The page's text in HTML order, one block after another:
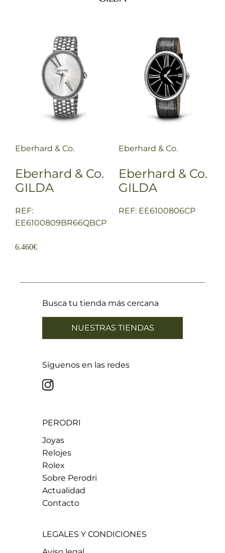
Eberhard & Co.
Eberhard & Co.
GILDA
REF:
EE6100809BR66QBCP
6.460€
Eberhard & Co.
Eberhard & Co.
GILDA
REF: EE6100806CP
Busca tu tienda más cercana
NUESTRAS TIENDAS
Síguenos en las redes
PERODRI
Joyas
Relojes
Rolex
Sobre Perodri
Actualidad
Contacto
LEGALES Y CONDICIONES